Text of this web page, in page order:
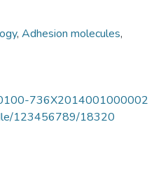
, Adhesion molecules,
736X2014001000002
123456789/18320